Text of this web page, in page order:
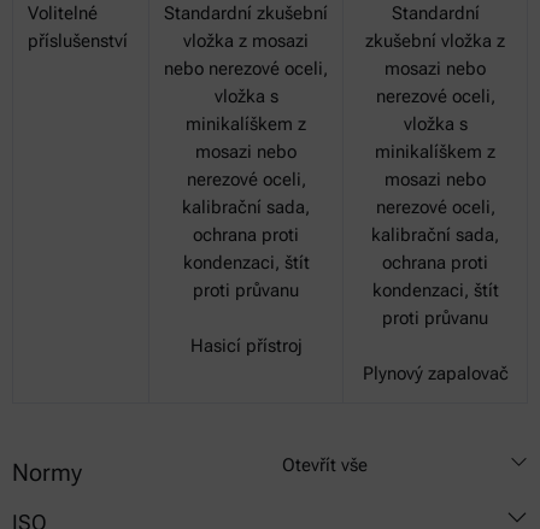
Volitelné
příslušenství
Standardní zkušební
vložka z mosazi
nebo nerezové oceli,
vložka s
minikalíškem z
mosazi nebo
nerezové oceli,
kalibrační sada,
ochrana proti
kondenzaci, štít
proti průvanu
Hasicí přístroj
Standardní
zkušební vložka z
mosazi nebo
nerezové oceli,
vložka s
minikalíškem z
mosazi nebo
nerezové oceli,
kalibrační sada,
ochrana proti
kondenzaci, štít
proti průvanu
Plynový zapalovač
Normy Otevřít vše
ISO